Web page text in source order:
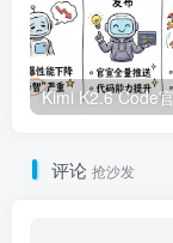
评论 抢沙发